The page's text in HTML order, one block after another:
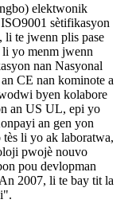
elektwonik
sètifikasyon
li te jwenn plis pase
yo menm jwenn
nan Nasyonal
CE nan kominote a
byen kolabore
an US UL, epi yo
an gen yon
li yo ak laboratwa,
pwojè nouvo
pou devlopman
2007, li te bay tit la